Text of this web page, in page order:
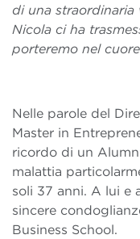
di una
Nicola ci ha
porteremo nel
Nelle parole del
Master in
ricordo di un
malattia
soli 37 anni. A lui e
sincere
Business School.